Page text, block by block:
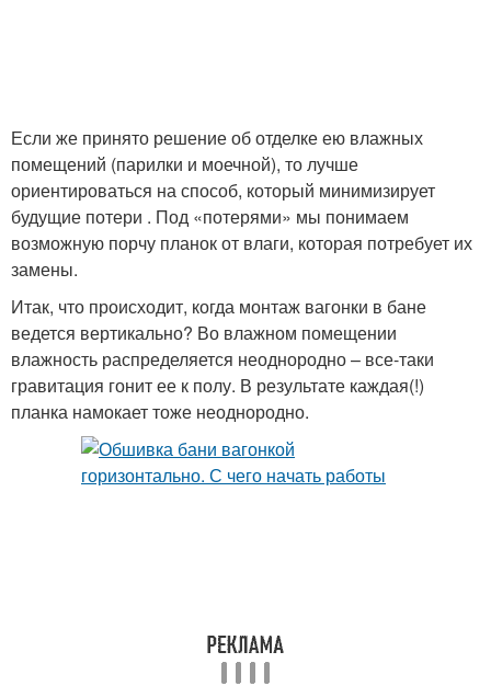
Если же принято решение об отделке ею влажных
помещений (парилки и моечной), то лучше
ориентироваться на способ, который минимизирует
будущие потери . Под «потерями» мы понимаем
возможную порчу планок от влаги, которая потребует их
замены.
Итак, что происходит, когда монтаж вагонки в бане
ведется вертикально? Во влажном помещении
влажность распределяется неоднородно – все-таки
гравитация гонит ее к полу. В результате каждая(!)
планка намокает тоже неоднородно.